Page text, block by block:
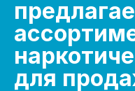
для